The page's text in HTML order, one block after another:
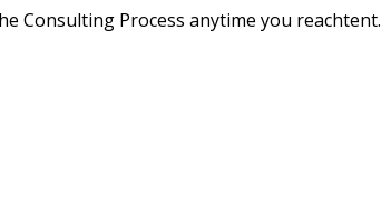
Consulting Process anytime you reachtent.